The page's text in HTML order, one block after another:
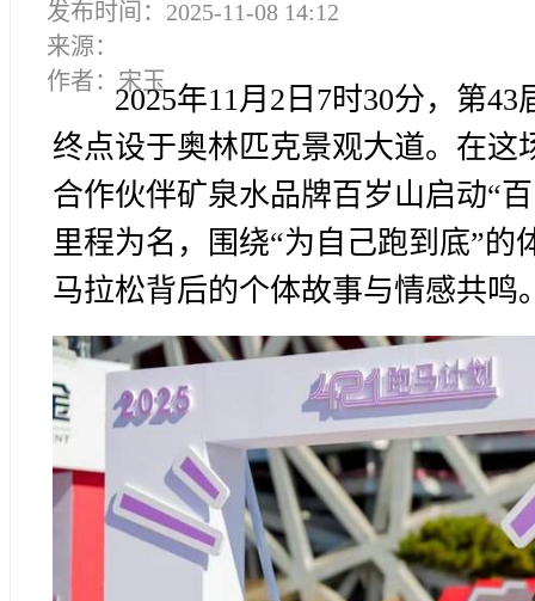
发布时间：2025-11-08 14:12
来源：
作者：宋玉
2025年11月2日7时30分，第
终点设于奥林匹克景观大道。在
合作伙伴矿泉水品牌百岁山启动“
里程为名，围绕“为自己跑到底”
马拉松背后的个体故事与情感共鸣